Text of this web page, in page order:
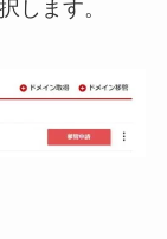
します。